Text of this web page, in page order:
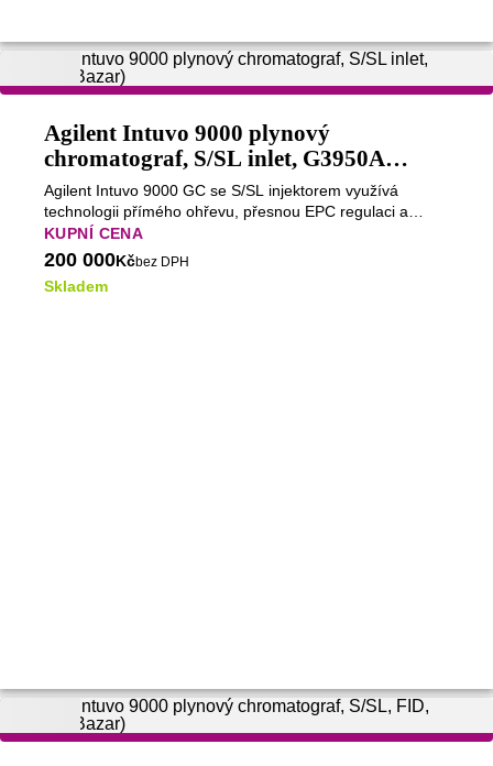
Agilent Intuvo 9000 plynový
chromatograf, S/SL inlet, G3950A
(Bazar)
Agilent Intuvo 9000 GC se S/SL injektorem využívá
technologii přímého ohřevu, přesnou EPC regulaci a
umožňuje snadné rozšíření o FID, TCD nebo MS
detektory.
KUPNÍ CENA
200 000Kčbez DPH
Skladem